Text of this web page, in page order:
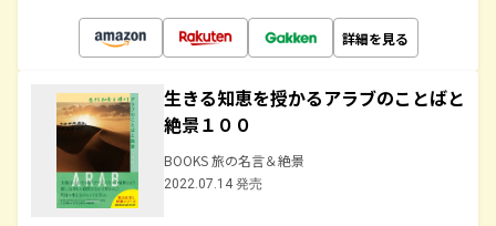
詳細を見る
生きる知恵を授かるアラブのことばと
絶景１００
BOOKS 旅の名言＆絶景
2022.07.14 発売